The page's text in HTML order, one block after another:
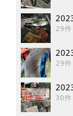
29件
29件
30件